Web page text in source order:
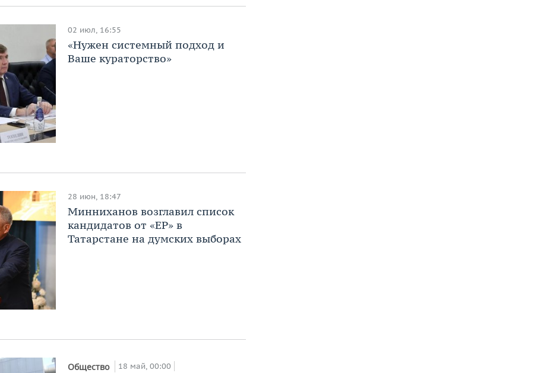
02 июл, 16:55
«Нужен системный подход и
Ваше кураторство»
28 июн, 18:47
Минниханов возглавил список
кандидатов от «ЕР» в
Татарстане на думских выборах
Общество 18 май, 00:00